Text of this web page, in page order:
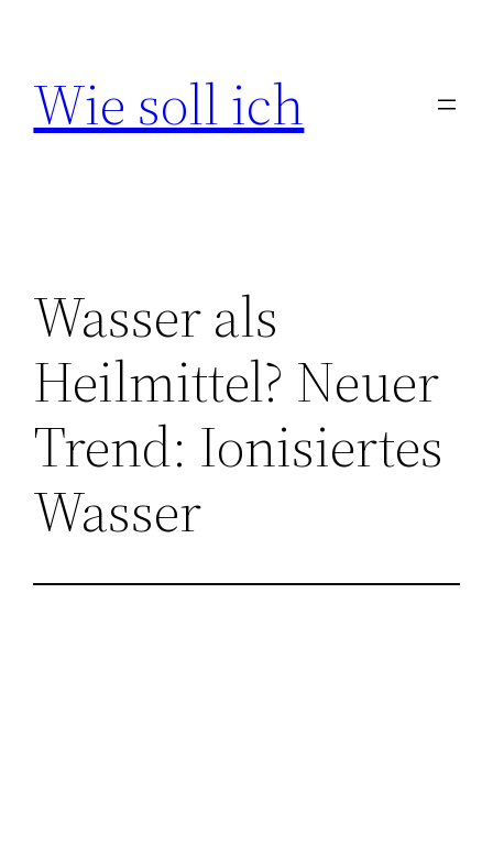
springen
Wie soll ich
Wasser als
Heilmittel? Neuer
Trend: Ionisiertes
Wasser